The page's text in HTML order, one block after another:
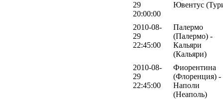
29
20:00:00
Ювентус
2010-08-
29
22:45:00
Палермо
(Палермо) -
Кальяри
(Кальяри)
2010-08-
29
22:45:00
Фиорентина
(Флоренция) -
Наполи
(Неаполь)